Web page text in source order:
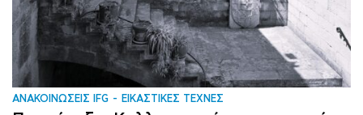
ΑΝΑΚΟΙΝΩΣΕΙΣ IFG ΕΙΚΑΣΤΙΚΕΣ ΤΕΧΝΕΣ